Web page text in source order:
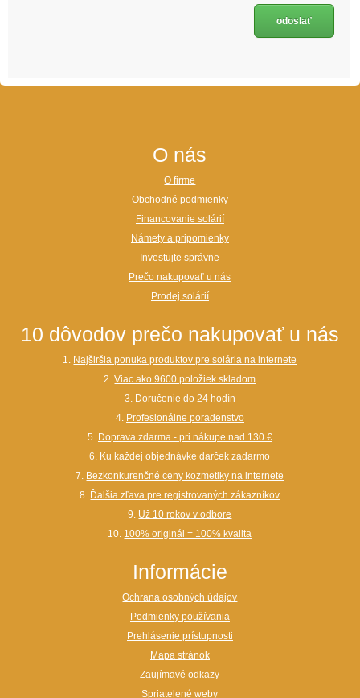
O nás
O firme
Obchodné podmienky
Financovanie solárií
Námety a pripomienky
Investujte správne
Prečo nakupovať u nás
Prodej solárií
10 dôvodov prečo nakupovať u nás
1. Najširšia ponuka produktov pre solária na internete
2.Viac ako 9600 položiek skladom
3. Doručenie do 24 hodín
4. Profesionálne poradenstvo
5. Doprava zdarma - pri nákupe nad 130 €
6. Ku každej objednávke darček zadarmo
7. Bezkonkurenčné ceny kozmetiky na internete
8. Ďalšia zľava pre registrovaných zákazníkov
9. Už 10 rokov v odbore
10. 100% originál = 100% kvalita
Informácie
Ochrana osobných údajov
Podmienky používania
Prehlásenie prístupnosti
Mapa stránok
Zaujímavé odkazy
Spriatelené weby